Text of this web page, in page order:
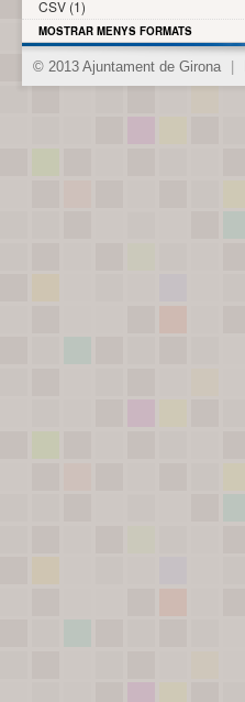
CSV (1)
MOSTRAR MENYS FORMATS
© 2013 Ajuntament de Girona